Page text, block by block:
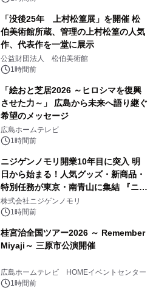
「没後25年 上村松篁展」を開催 松
伯美術館所蔵、管理の上村松篁の人気
作、代表作を一堂に展示
公益財団法人 松伯美術館
1時間前
「絵おと芝居2026 ～ヒロシマを復興
させた力～」 広島から未来へ語り継ぐ
希望のメッセージ
広島ホームテレビ
1時間前
ニジゲンノモリ開業10年目に突入 明
日から始まる！人気グッズ・新商品・
特別任務が東京・南青山に集結 『ニジ
ゲンノモリ POPUPストア in Annex
Aoyama』
株式会社ニジゲンノモリ
1時間前
桂宮治全国ツアー2026 ～ Remember
Miyaji～ 三原市公演開催
広島ホームテレビ HOMEイベントセンター
1時間前